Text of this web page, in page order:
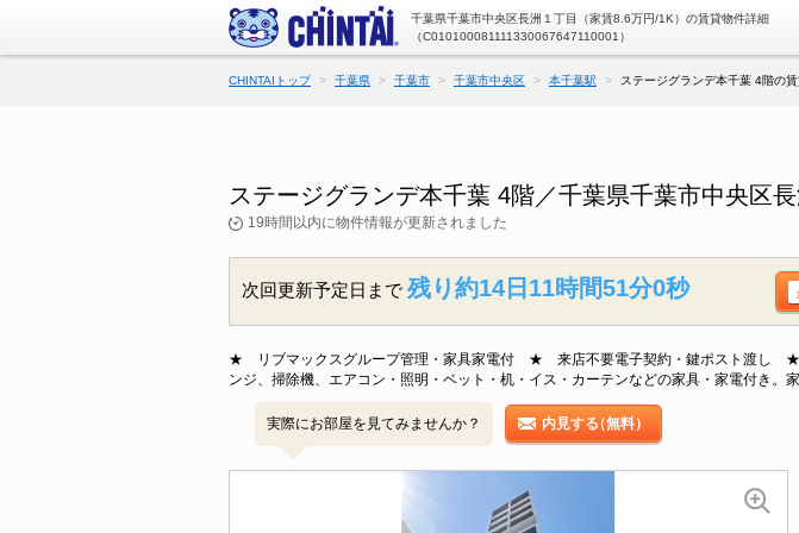
千葉県千葉市中央区長洲１丁目（家賃8.6万円/1K）の賃貸物件詳細
（C010100081111330067647110001）
CHINTAIトップ 千葉県 千葉市 千葉市中央区 本千葉駅 ステージグランデ本千葉 4階の
ステージグランデ本千葉 4階／千葉県千葉市中央区
19時間以内に物件情報が更新されました
次回更新予定日まで 残り約14日11時間50分59秒
★ リブマックスグループ管理・家具家電付 ★ 来店不要電子契約・鍵ポスト渡し ★
ンジ、掃除機、エアコン・照明・ベット・机・イス・カーテンなどの家具・家電付き。
実際にお部屋を見てみませんか？ 内見する（無料）